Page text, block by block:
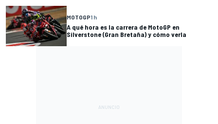
MOTOGP1 h
A qué hora es la carrera de MotoGP en
Silverstone (Gran Bretaña) y cómo verla